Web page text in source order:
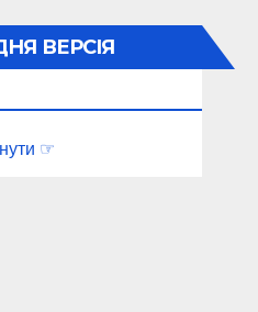
ВЕРСІЯ
☞